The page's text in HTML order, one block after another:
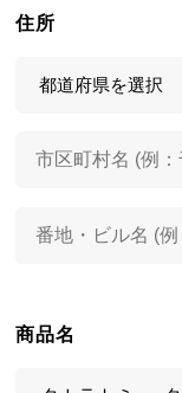
住所
商品名